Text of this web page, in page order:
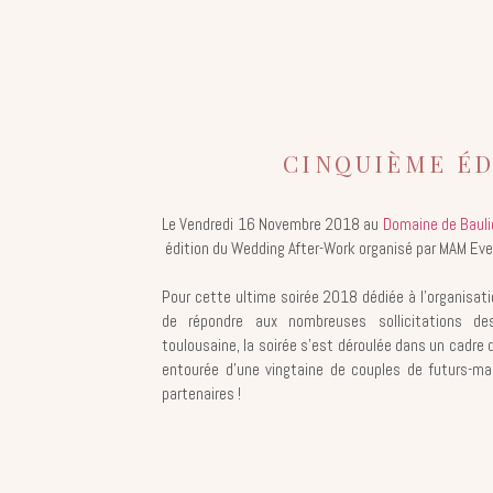
CINQUIÈME
Le Vendredi 16 Novembre 2018 au Domaine de
édition du Wedding After-Work organisé par MAM
Pour cette ultime soirée 2018 dédiée à
de répondre aux nombreuses sollicitations
toulousaine, la soirée s’est déroulée dans un cadre
entourée d’une vingtaine de couples de futurs-
partenaires !